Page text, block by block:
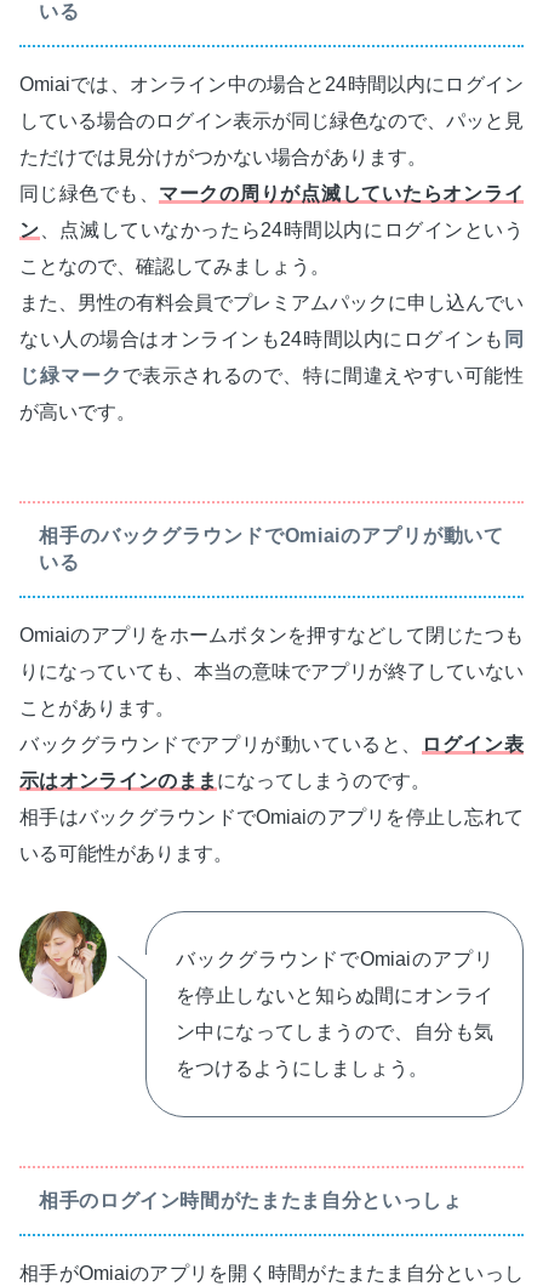
いる
Omiaiでは、オンライン中の場合と24時間以内にログイン
している場合のログイン表示が同じ緑色なので、パッと見
ただけでは見分けがつかない場合があります。
同じ緑色でも、 マークの周りが点滅していたらオンライ
ン 、点滅していなかったら24時間以内にログインという
ことなので、確認してみましょう。
また、男性の有料会員でプレミアムパックに申し込んでい
ない人の場合はオンラインも24時間以内にログインも 同
じ緑マーク で表示されるので、特に間違えやすい可能性
が高いです。
相手のバックグラウンドでOmiaiのアプリが動いて
いる
Omiaiのアプリをホームボタンを押すなどして閉じたつも
りになっていても、本当の意味でアプリが終了していない
ことがあります。
バックグラウンドでアプリが動いていると、
ログイン表
示はオンラインのまま になってしまうのです。
相手はバックグラウンドでOmiaiのアプリを停止し忘れて
いる可能性があります。
バックグラウンドでOmiaiのアプリ
を停止しないと知らぬ間にオンライ
ン中になってしまうので、自分も気
をつけるようにしましょう。
相手のログイン時間がたまたま自分といっしょ
相手がOmiaiのアプリを開く時間がたまたま自分といっし